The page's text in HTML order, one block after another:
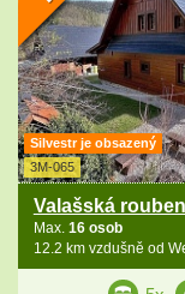
Silvestr je obsazený
3M-065
Valašská
Max. 16 osob
12.2 km vzdušně od